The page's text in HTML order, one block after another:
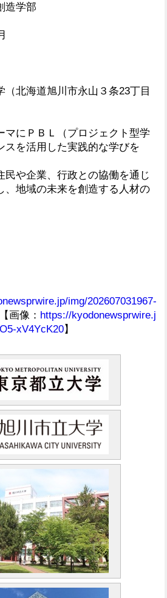
造学部
（北海道旭川市永山３条23丁目
マにＰＢＬ（プロジェクト型学
スを活用した実践的な学びを
企業、行政との協働を通じ
、地域の未来を創造する人材の
立大学
img/202607031967-
像： https://kyodonewsprwire.j
xV4YcK20】